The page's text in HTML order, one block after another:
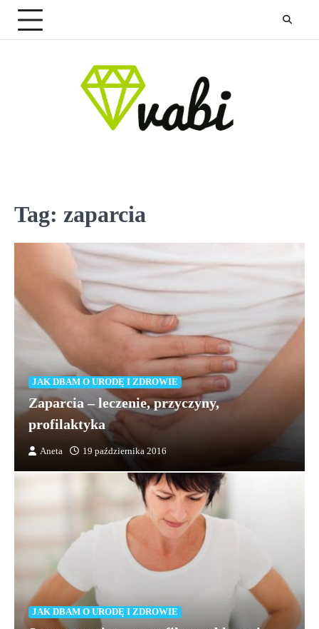
Skip
content
Tag: zaparcia
JAK DBAM O URODĘ I ZDROWIE
Zaparcia – leczenie, przyczyny,
profilaktyka
Aneta 19 października 2016
JAK DBAM O URODĘ I ZDROWIE